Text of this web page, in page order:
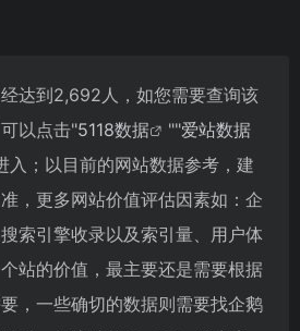
达到2,692人，如您需要查询该
以点击"5118数据 ""爱站数据
入；以目前的网站数据参考，建
，更多网站价值评估因素如：企
索引擎收录以及索引量、用户体
站的价值，最主要还是需要根据
，一些确切的数据则需要找企鹅